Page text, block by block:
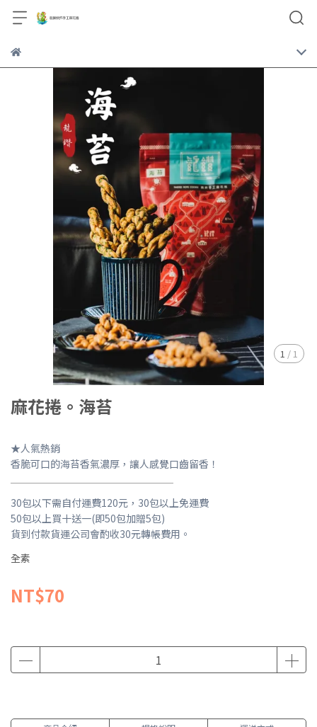
1 / 1
麻花捲。海苔
★人氣熱銷
香脆可口的海苔香氣濃厚，讓人感覺口齒留香！
30包以下需自付運費120元，30包以上免運費
50包以上買十送一(即50包加贈5包)
貨到付款貨運公司會酌收30元轉帳費用。
全素
NT$70